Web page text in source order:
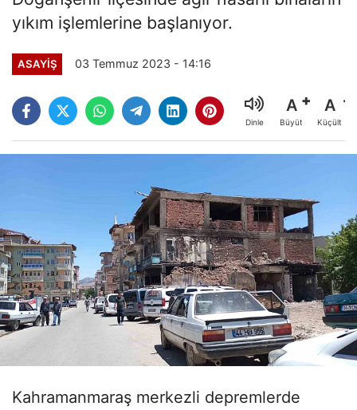
yıkım işlemlerine başlanıyor.
ASAYİŞ 03 Temmuz 2023 - 14:16
Dinle
A
Büyüt
A
Küçült
Kahramanmaraş merkezli depremlerde